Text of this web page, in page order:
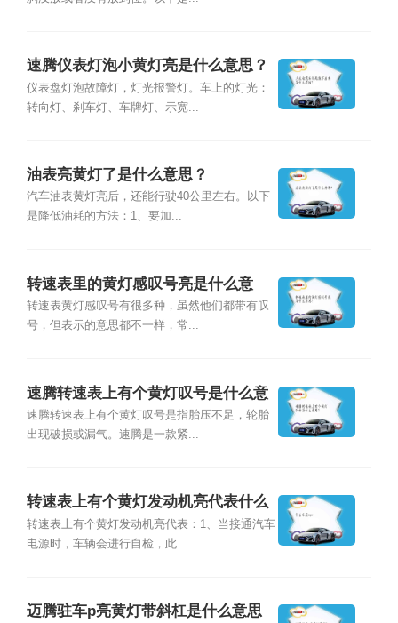
速腾仪表灯泡小黄灯亮是什么意思？
仪表盘灯泡故障灯，灯光报警灯。车上的灯光：
转向灯、刹车灯、车牌灯、示宽...
油表亮黄灯了是什么意思？
汽车油表黄灯亮后，还能行驶40公里左右。以下
是降低油耗的方法：1、要加...
转速表里的黄灯感叹号亮是什么意
思？
转速表黄灯感叹号有很多种，虽然他们都带有叹
号，但表示的意思都不一样，常...
速腾转速表上有个黄灯叹号是什么意
思？
速腾转速表上有个黄灯叹号是指胎压不足，轮胎
出现破损或漏气。速腾是一款紧...
转速表上有个黄灯发动机亮代表什么
意思？
转速表上有个黄灯发动机亮代表：1、当接通汽车
电源时，车辆会进行自检，此...
迈腾驻车p亮黄灯带斜杠是什么意思